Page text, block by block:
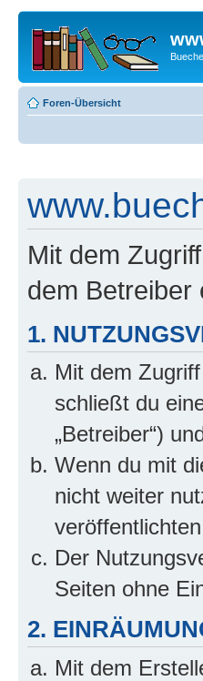
Foren-Übersicht
Mit dem
dem Betreiber
1.
Mit dem
schließt du
„Betreiber“)
Wenn du mit
nicht weiter
Der
Seiten ohne
2.
Mit dem